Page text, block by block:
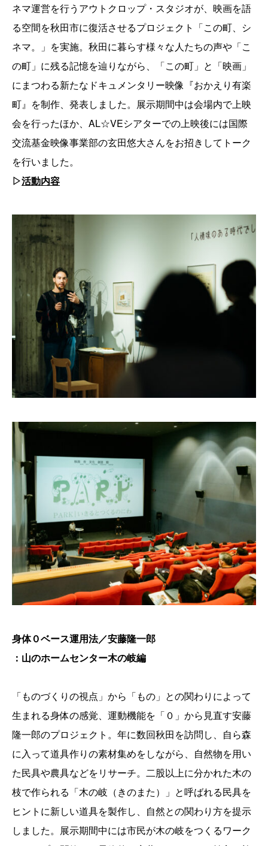
ネマ運営を行うアウトクロップ・スタジオが、映画を語
る空間を秋田市に復活させるプロジェクト「この町、シ
ネマ。」を実施。秋田に暮らす様々な人たちの声や「こ
の町」に残る記憶を辿りながら、「この町」と「映画」
にまつわる新たなドキュメンタリー映像『おかえり有楽
町』を制作、発表しました。展示期間中は会場内で上映
会を行ったほか、AL☆VEシアターでの上映後には国際
交流基金映像事業部の玄田悠大さんをお招きしてトーク
を行いました。
▷活動内容
身体０ベース運用法／安藤隆一郎
：山のホームセンター木の岐編
「ものづくりの視点」から「もの」との関わりによって
生まれる身体の感覚、運動機能を「０」から見直す安藤
隆一郎のプロジェクト。年に数回秋田を訪問し、自ら森
に入って道具作りの素材集めをしながら、自然物を用い
た民具や農具などをリサーチ。二股以上に分かれた木の
枝で作られる「木の岐（きのまた）」と呼ばれる民具を
ヒントに新しい道具を製作し、自然との関わり方を提示
しました。展示期間中には市民が木の岐をつくるワーク